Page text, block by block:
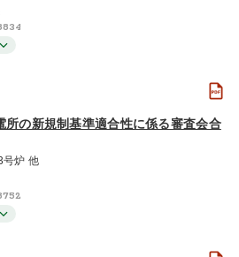
所の新規制基準適合性に係る審査会合
炉 他